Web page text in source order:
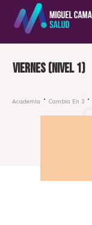
Viernes (nivel 1)
Academia Cambia En 3